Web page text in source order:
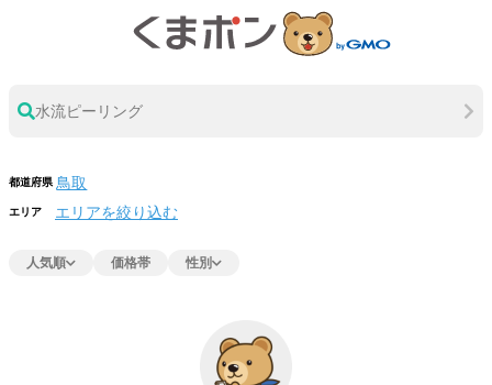
水流ピーリング
都道府県
エリア エリアを絞り込む
人気順 価格帯 性別